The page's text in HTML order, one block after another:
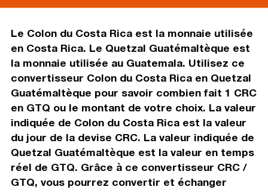
Le Colon du Costa Rica est la monnaie utilisée
en Costa Rica. Le Quetzal Guatémaltèque est
la monnaie utilisée au Guatemala. Utilisez ce
convertisseur Colon du Costa Rica en Quetzal
Guatémaltèque pour savoir combien fait 1 CRC
en GTQ ou le montant de votre choix. La valeur
indiquée de Colon du Costa Rica est la valeur
du jour de la devise CRC. La valeur indiquée de
Quetzal Guatémaltèque est la valeur en temps
réel de GTQ. Grâce à ce convertisseur CRC /
GTQ, vous pourrez convertir et échanger